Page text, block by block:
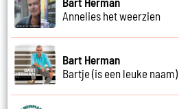
Annelies het weerzien
Bart Herman
Bartje (is een leuke naam)